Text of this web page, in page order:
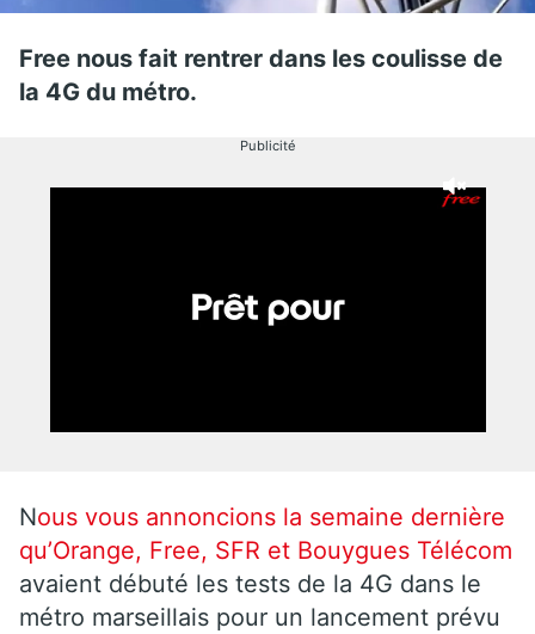
Free nous fait rentrer dans les coulisse de
la 4G du métro.
Publicité
Nous vous annoncions la semaine dernière
qu’Orange, Free, SFR et Bouygues Télécom
avaient débuté les tests de la 4G dans le
métro marseillais pour un lancement prévu